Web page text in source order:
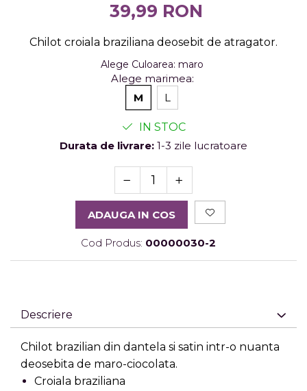
39,99 RON
Chilot croiala braziliana deosebit de atragator.
Alege Culoarea: maro
Alege marimea:
M
L
IN STOC
Durata de livrare: 1-3 zile lucratoare
ADAUGA IN COS
Cod Produs: 00000030-2
Descriere
Chilot brazilian din dantela si satin intr-o nuanta
deosebita de maro-ciocolata.
Croiala braziliana